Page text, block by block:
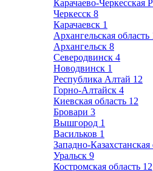
Карачаево-Черкесская
Черкесск 8
Карачаевск 1
Архангельская область
Архангельск 8
Северодвинск 4
Новодвинск 1
Республика Алтай 12
Горно-Алтайск 4
Киевская область 12
Бровари 3
Вышгород 1
Васильков 1
Западно-Казахстанская
Уральск 9
Костромская область 12